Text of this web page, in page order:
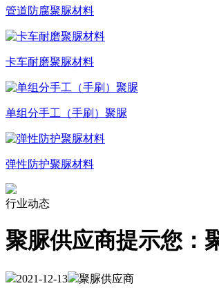
管道防腐聚脲材料
卡车耐磨聚脲材料
单组分手工（手刷）聚脲
弹性防护聚脲材料
行业动态
聚脲供应商提示您：
2021-12-13 聚脲供应商